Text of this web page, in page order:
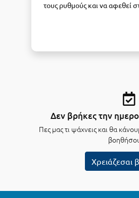
τους ρυθμούς και να αφεθεί
Δεν βρήκες την
Πες μας τι ψάχνεις και θα
Χρειάζεσαι